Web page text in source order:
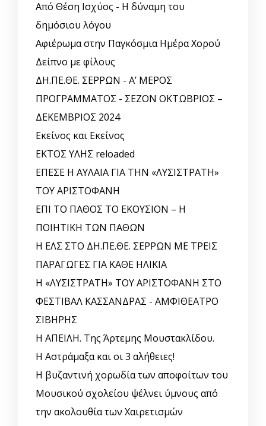
Από Θέση Ισχύος - Η δύναμη του
δημόσιου λόγου
Αφιέρωμα στην Παγκόσμια Ημέρα Χορού
Δείπνο με φίλους
ΔΗ.ΠΕ.ΘΕ. ΣΕΡΡΩΝ - Α’ ΜΕΡΟΣ
ΠΡΟΓΡΑΜΜΑΤΟΣ - ΣΕΖΟΝ ΟΚΤΩΒΡΙΟΣ –
ΔΕΚΕΜΒΡΙΟΣ 2024
Εκείνος και Εκείνος
ΕΚΤΟΣ ΥΛΗΣ reloaded
ΕΠΕΣΕ Η ΑΥΛΑΙΑ ΓΙΑ ΤΗΝ «ΛΥΣΙΣΤΡΑΤΗ»
ΤΟΥ ΑΡΙΣΤΟΦΑΝΗ
ΕΠΙ ΤΟ ΠΑΘΟΣ ΤΟ ΕΚΟΥΣΙΟΝ – Η
ΠΟΙΗΤΙΚΗ ΤΩΝ ΠΑΘΩΝ
Η ΕΛΣ ΣΤΟ ΔΗ.ΠΕ.ΘΕ. ΣΕΡΡΩΝ ΜΕ ΤΡΕΙΣ
ΠΑΡΑΓΩΓΕΣ ΓΙΑ ΚΑΘΕ ΗΛΙΚΙΑ
Η «ΛΥΣΙΣΤΡΑΤΗ» ΤΟΥ ΑΡΙΣΤΟΦΑΝΗ ΣΤΟ
ΦΕΣΤΙΒΑΛ ΚΑΣΣΑΝΔΡΑΣ - ΑΜΦΙΘΕΑΤΡΟ
ΣΙΒΗΡΗΣ
Η ΑΠΕΙΛΗ. Της Άρτεμης Μουστακλίδου.
Η Αστράμαξα και οι 3 αλήθειες!
Η βυζαντινή χορωδία των αποφοίτων του
Μουσικού σχολείου ψέλνει ύμνους από
την ακολουθία των Χαιρετισμών